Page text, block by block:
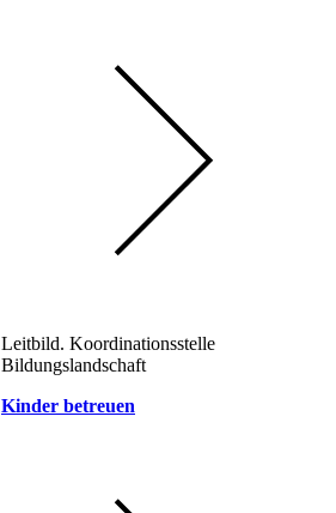
Leitbild. Koordinationsstelle
Bildungslandschaft
Kinder betreuen